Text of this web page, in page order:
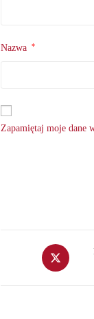
Nazwa *
Zapamiętaj moje dane
Opens
in